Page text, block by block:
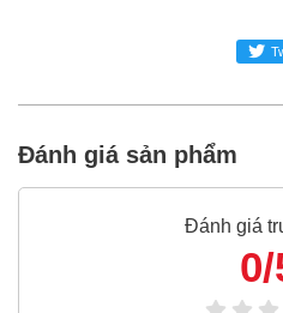
SUPER-MRO.COM cam kết:
GiáBộ
trong ngành công nghiệp
Bộ Pin sạc Makita
100% chính hãng
Freeship toàn quốc đơn từ 3
Đánh giá sản phẩm
Đánh giá